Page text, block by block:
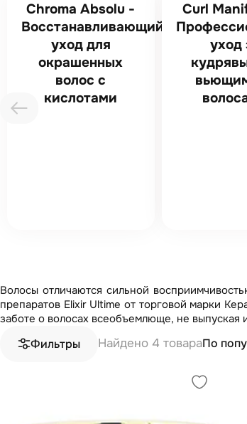
Chroma Absolu -
Восстанавливающий
уход для
окрашенных
волос с
кислотами
Curl
уход
Волосы отличаются сильной
препаратов Elixir Ultime от торговой марки
заботе о волосах всеобъемлюще, не
Фильтры Найдено 4 товараПо